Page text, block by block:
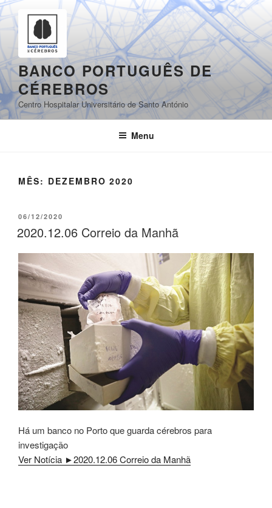
Saltar
para
o
conteúdo
BANCO PORTUGUÊS DE
CÉREBROS
Centro Hospitalar Universitário de Santo António
Menu
MÊS: DEZEMBRO 2020
PUBLICADO
EM
06/12/2020
2020.12.06 Correio da Manhã
Há um banco no Porto que guarda cérebros para
investigação
Ver Notícia ►2020.12.06 Correio da Manhã